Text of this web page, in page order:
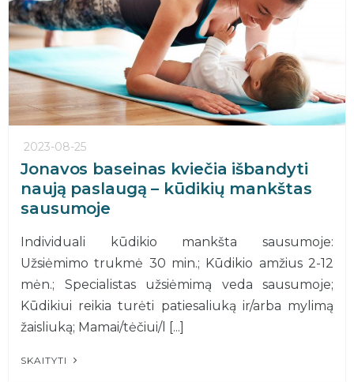
2023-08-25
Jonavos baseinas kviečia išbandyti
naują paslaugą – kūdikių mankštas
sausumoje
Individuali kūdikio mankšta sausumoje:
Užsiėmimo trukmė 30 min.; Kūdikio amžius 2-12
mėn.; Specialistas užsiėmimą veda sausumoje;
Kūdikiui reikia turėti patiesaliuką ir/arba mylimą
žaisliuką; Mamai/tėčiui/l [...]
SKAITYTI